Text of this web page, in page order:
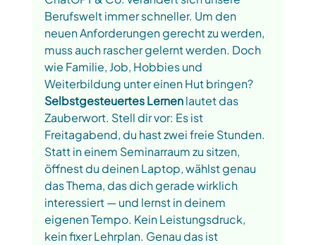
Berufswelt immer schneller. Um den
neuen Anforderungen gerecht zu werden,
muss auch rascher gelernt werden. Doch
wie Familie, Job, Hobbies und
Weiterbildung unter einen Hut bringen?
Selbstgesteuertes Lernen lautet das
Zauberwort. Stell dir vor: Es ist
Freitagabend, du hast zwei freie Stunden.
Statt in einem Seminarraum zu sitzen,
öffnest du deinen Laptop, wählst genau
das Thema, das dich gerade wirklich
interessiert — und lernst in deinem
eigenen Tempo. Kein Leistungsdruck,
kein fixer Lehrplan. Genau das ist